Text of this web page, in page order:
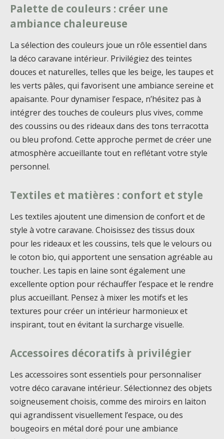
Palette de couleurs : créer une
ambiance chaleureuse
La sélection des couleurs joue un rôle essentiel dans
la déco caravane intérieur. Privilégiez des teintes
douces et naturelles, telles que les beige, les taupes et
les verts pâles, qui favorisent une ambiance sereine et
apaisante. Pour dynamiser l’espace, n’hésitez pas à
intégrer des touches de couleurs plus vives, comme
des coussins ou des rideaux dans des tons terracotta
ou bleu profond. Cette approche permet de créer une
atmosphère accueillante tout en reflétant votre style
personnel.
Textiles et matières : confort et style
Les textiles ajoutent une dimension de confort et de
style à votre caravane. Choisissez des tissus doux
pour les rideaux et les coussins, tels que le velours ou
le coton bio, qui apportent une sensation agréable au
toucher. Les tapis en laine sont également une
excellente option pour réchauffer l’espace et le rendre
plus accueillant. Pensez à mixer les motifs et les
textures pour créer un intérieur harmonieux et
inspirant, tout en évitant la surcharge visuelle.
Accessoires décoratifs à privilégier
Les accessoires sont essentiels pour personnaliser
votre déco caravane intérieur. Sélectionnez des objets
soigneusement choisis, comme des miroirs en laiton
qui agrandissent visuellement l’espace, ou des
bougeoirs en métal doré pour une ambiance